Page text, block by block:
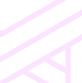
Pricing
Integration